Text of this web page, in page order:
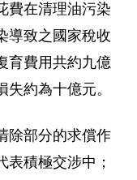
費在清理油污染
導致之國家稅收
育費用共約九億
約為十億元。
除部分的求償作
積極交涉中；